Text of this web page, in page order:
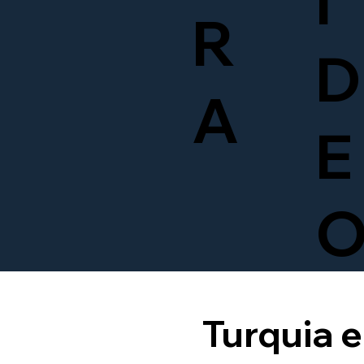
R
A
D
E
O
Turquia